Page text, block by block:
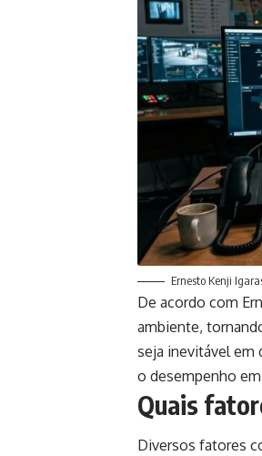
Ernesto Kenji
De acordo com
ambiente,
seja inevitável em
o desempenho
Quais
Diversos fatores